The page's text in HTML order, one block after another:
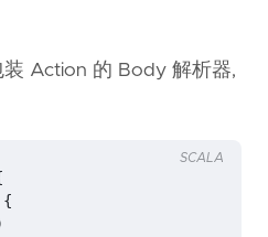
Action 的 Body 解析器,
{
SCALA